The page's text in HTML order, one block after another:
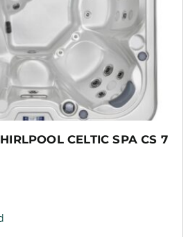
CELTIC SPA CS 7